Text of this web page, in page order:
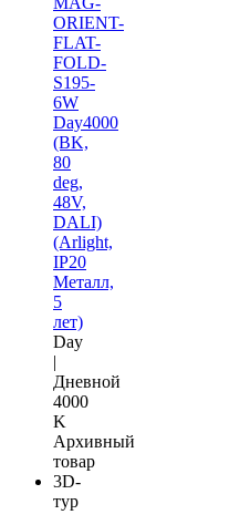
ORIENT-
FLAT-
FOLD-
S195-
6W
Day4000
(BK,
80
deg,
48V,
DALI)
(Arlight,
IP20
Металл,
5
лет)
Day
|
Дневной
4000
K
Архивный
товар
3D-
тур